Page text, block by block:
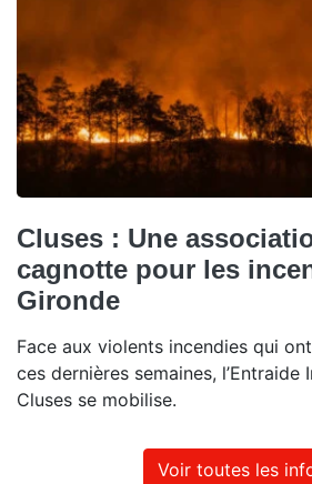
Cluses : Une
cagnotte pour les
Gironde
Face aux violents incendies qui
ces dernières semaines, l’Entraide
Cluses se mobilise.
Voir toutes les